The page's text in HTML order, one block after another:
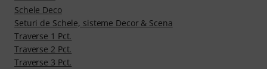
Schele Deco
Seturi de Schele, sisteme Decor & Scena
Traverse 1 Pct.
Traverse 2 Pct.
Traverse 3 Pct.